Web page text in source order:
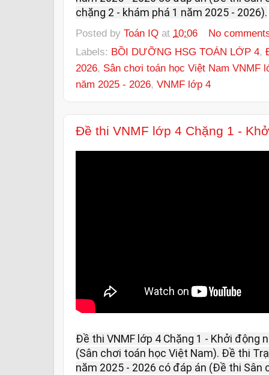
chặng 2 - khám phá 1 năm 2025 - 2026).
Posted by Toán IQ at 10:06
No
Labels: BỒI DƯỠNG HSG TOÁN LỚP 4,
2026, Sân chơi toán học Việt Nam VNMF
năm 2025 - 2026, VNMF lớp 4
Đề thi VNMF lớp 4 Chặng 1 -
Đề thi VNMF lớp 4 Chặng 1 - Khởi động
(Sân chơi toán học Việt Nam). Đề thi
năm 2025 - 2026 có đáp án (Đề thi Sân